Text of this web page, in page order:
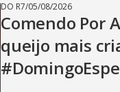
DO R7/05/08/2026
Comendo Por
queijo mais